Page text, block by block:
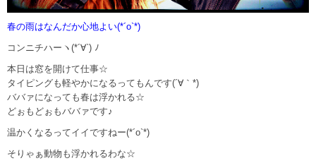
春の雨はなんだか心地よい(*´o`*)
コンニチハーヽ(*´∀`) ﾉ
本日は窓を開けて仕事☆
タイピングも軽やかになるってもんです(´∀｀*)
ババァになっても春は浮かれる☆
どぉもどぉもババァです♪
温かくなるってイイですねー(*´o`*)
そりゃぁ動物も浮かれるわな☆